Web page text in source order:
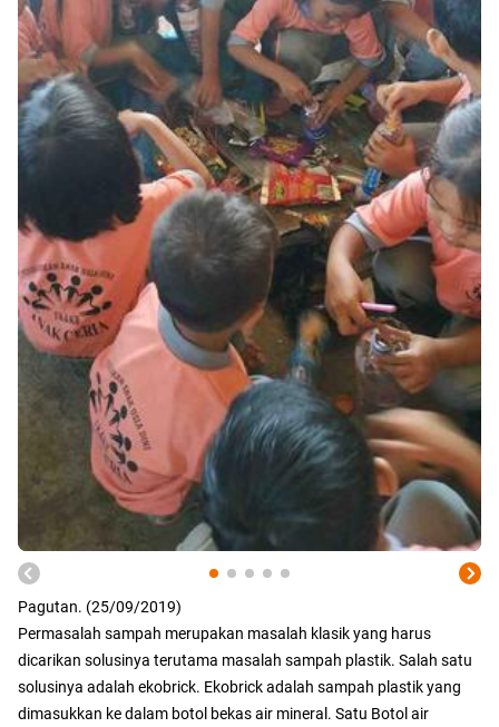
Pagutan. (25/09/2019)
Permasalah sampah merupakan masalah klasik yang harus
dicarikan solusinya terutama masalah sampah plastik. Salah satu
solusinya adalah ekobrick. Ekobrick adalah sampah plastik yang
dimasukkan ke dalam botol bekas air mineral. Satu Botol air